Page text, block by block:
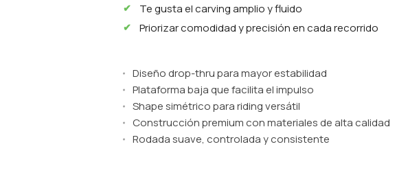
Te gusta el carving amplio y fluido
Priorizar comodidad y precisión en cada recorrido
Diseño drop-thru para mayor estabilidad
Plataforma baja que facilita el impulso
Shape simétrico para riding versátil
Construcción premium con materiales de alta calidad
Rodada suave, controlada y consistente